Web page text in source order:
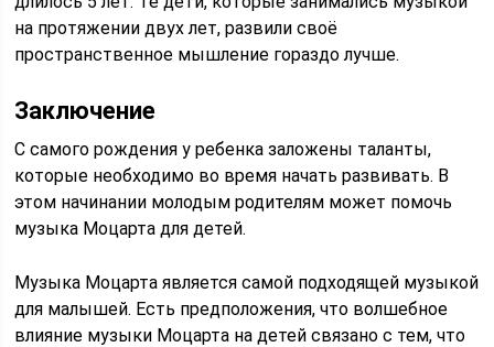
на протяжении двух лет, развили своё
пространственное мышление гораздо лучше.
Заключение
С самого рождения у ребенка заложены таланты,
которые необходимо во время начать развивать. В
этом начинании молодым родителям может помочь
музыка Моцарта для детей.
Музыка Моцарта является самой подходящей музыкой
для малышей. Есть предположения, что волшебное
влияние музыки Моцарта на детей связано с тем, что